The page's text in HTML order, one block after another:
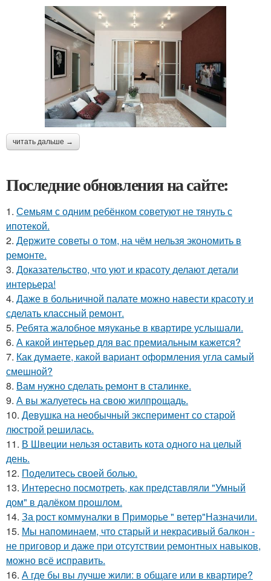
читать дальше →
Последние обновления на сайте:
1. Семьям с одним ребёнком советуют не тянуть с
ипотекой.
2. Держите советы о том, на чём нельзя экономить в
ремонте.
3. Доказательство, что уют и красоту делают детали
интерьера!
4. Даже в больничной палате можно навести красоту и
сделать классный ремонт.
5. Ребята жалобное мяуканье в квартире услышали.
6. А какой интерьер для вас премиальным кажется?
7. Как думаете, какой вариант оформления угла самый
смешной?
8. Вам нужно сделать ремонт в сталинке.
9. А вы жалуетесь на свою жилпрощадь.
10. Девушка на необычный эксперимент со старой
люстрой решилась.
11. В Швеции нельзя оставить кота одного на целый
день.
12. Поделитесь своей болью.
13. Интересно посмотреть, как представляли "Умный
дом" в далёком прошлом.
14. За рост коммуналки в Приморье " ветер"Назначили.
15. Мы напоминаем, что старый и некрасивый балкон -
не приговор и даже при отсутствии ремонтных навыков,
можно всё исправить.
16. А где бы вы лучше жили: в общаге или в квартире?